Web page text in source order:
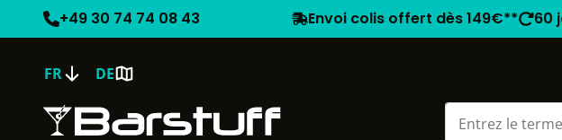
+49 30 74 74 08 43 Envoi colis offert dès 149€** 60
FR DE